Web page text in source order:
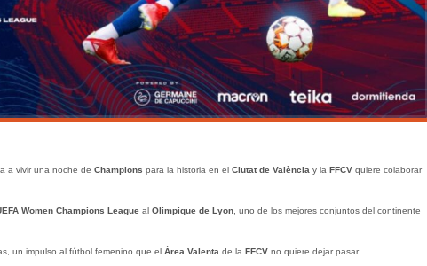
a vivir una noche de Champions para la historia en el Ciutat de València y la FFCVquiere colaborar
Women Champions Leagueal Olimpique de Lyon, uno de los mejores conjuntos del continente
un impulso al fútbol femenino que el Área Valenta de la FFCVno quiere dejar pasar.